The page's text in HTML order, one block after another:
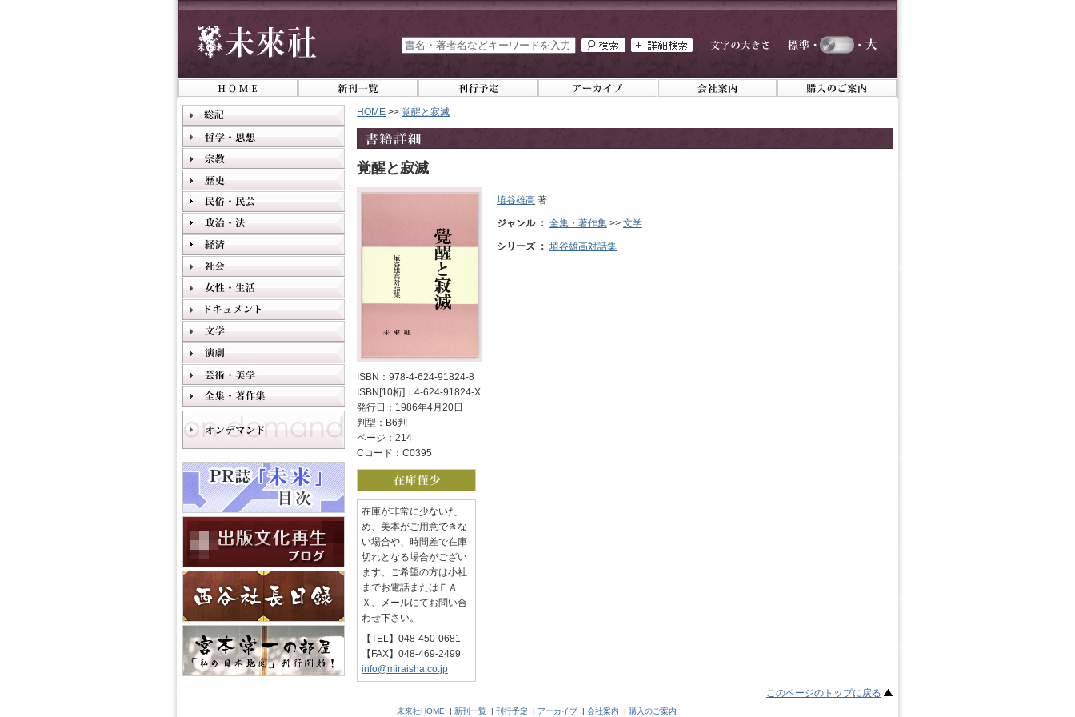
HOME >> 覚醒と寂滅
覚醒と寂滅
ISBN：978-4-624-91824-8
ISBN[10桁]：4-624-91824-X
発行日：1986年4月20日
判型：B6判
ページ：214
Cコード：C0395
在庫が非常に少ないた
め、美本がご用意できな
い場合や、時間差で在庫
切れとなる場合がござい
ます。ご希望の方は小社
までお電話またはＦＡ
Ｘ、メールにてお問い合
わせ下さい。
【TEL】048-450-0681
【FAX】048-469-2499
info@miraisha.co.jp
埴谷雄高 著
ジャンル ： 全集・著作集 >> 文学
シリーズ ： 埴谷雄高対話集
このページのトップに戻る
未來社HOME 新刊一覧 刊行予定 アーカイブ 会社案内 購入のご案内